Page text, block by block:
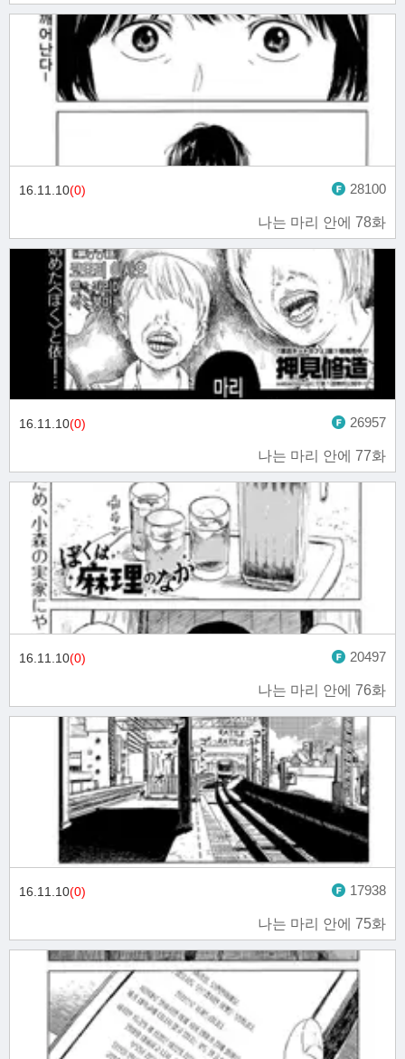
나는 마리 안에 78화
16.11.10(0) 28100
나는 마리 안에 77화
16.11.10(0) 26957
나는 마리 안에 76화
16.11.10(0) 20497
나는 마리 안에 75화
16.11.10(0) 17938